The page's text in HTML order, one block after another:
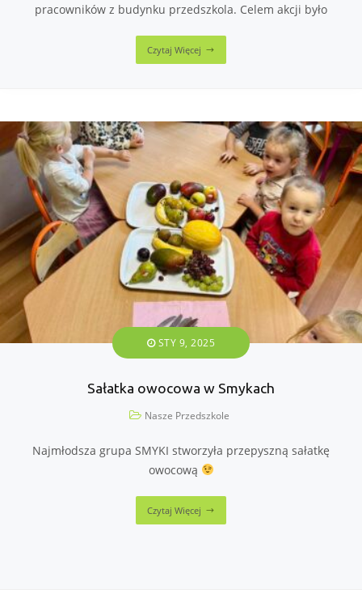
pracowników z budynku przedszkola. Celem akcji było
Czytaj Więcej
STY 9, 2025
Sałatka owocowa w Smykach
Nasze Przedszkole
Najmłodsza grupa SMYKI stworzyła przepyszną sałatkę
owocową
Czytaj Więcej